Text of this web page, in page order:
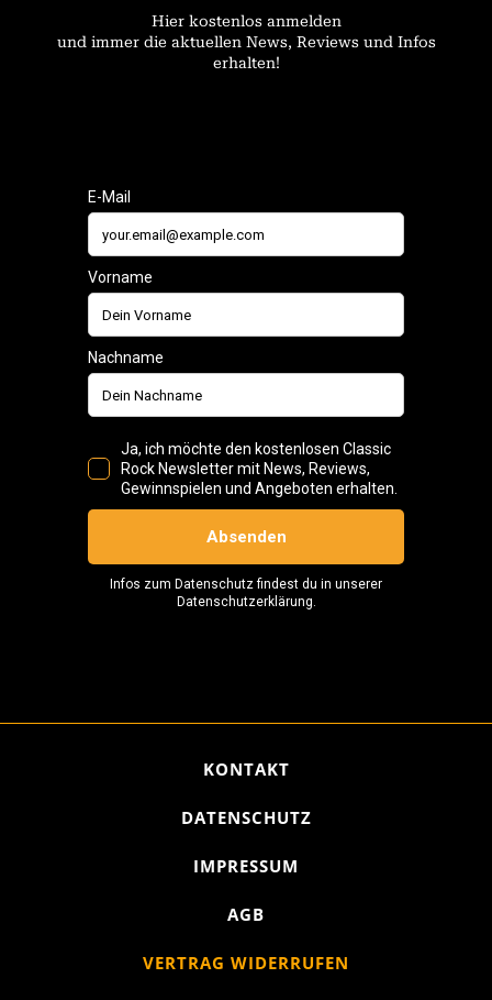
Hier kostenlos anmelden
und immer die aktuellen News, Reviews und Infos
erhalten!
KONTAKT
DATENSCHUTZ
IMPRESSUM
AGB
VERTRAG WIDERRUFEN